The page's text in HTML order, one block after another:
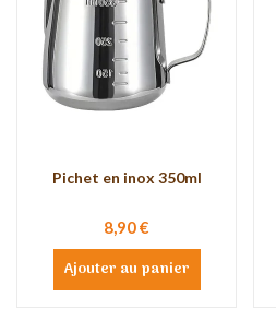
Pichet en inox 350ml
8,90 €
Ajouter au panier